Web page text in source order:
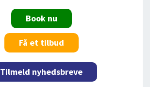
Book nu
Få et tilbud
Tilmeld nyhedsbreve